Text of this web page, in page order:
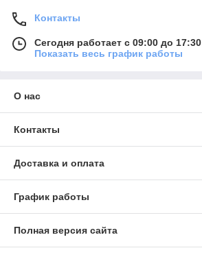
Контакты
Сегодня работает с 09:00 до 17:30
Показать весь график работы
О нас
Контакты
Доставка и оплата
График работы
Полная версия сайта